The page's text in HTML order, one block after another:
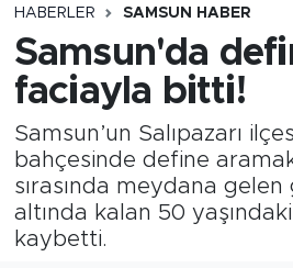
HABERLER SAMSUN HABER
Samsun'da
faciayla bitti!
Samsun’un Salıpazarı
bahçesinde define
sırasında meydana
altında kalan 50 yaşındaki
kaybetti.
Süper Lig Puan Durumu
Tüm Manşetler
Son Dakika Haberleri
Haber Arşivi